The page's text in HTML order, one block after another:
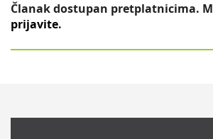
Članak dostupan pretplatnicima.
prijavite.